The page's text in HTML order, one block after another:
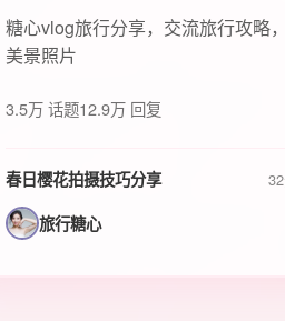
糖心vlog旅行分享，交流旅行攻略
美景照片
3.5万 话题12.9万 回复
春日樱花拍摄技巧分享
旅行糖心